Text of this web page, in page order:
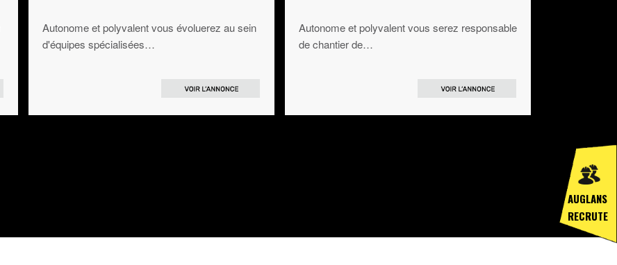
AUGLANS
RECRUTE
Autonome et polyvalent vous évoluerez au sein
d'équipes spécialisées…
Autonome et polyvalent vous serez responsable
de chantier de…